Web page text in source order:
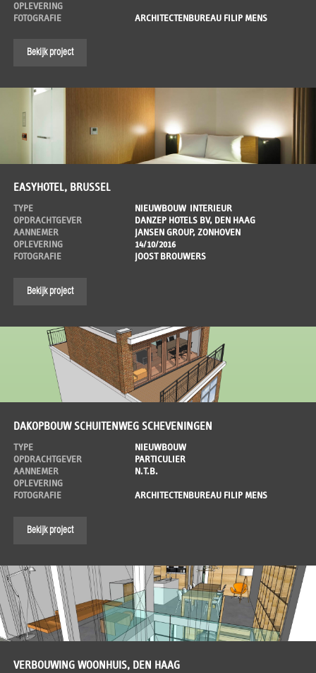
OPLEVERING
FOTOGRAFIE
ARCHITECTENBUREAU FILIP MENS
Bekijk project
EASYHOTEL, BRUSSEL
TYPE NIEUWBOUW
INTERIEUR
OPDRACHTGEVER
DANZEP HOTELS BV, DEN HAAG
AANNEMER
JANSEN GROUP, ZONHOVEN
OPLEVERING
14/10/2016
FOTOGRAFIE
JOOST BROUWERS
Bekijk project
DAKOPBOUW SCHUITENWEG SCHEVENINGEN
TYPE
NIEUWBOUW
OPDRACHTGEVER
PARTICULIER
AANNEMER
N.T.B.
OPLEVERING
FOTOGRAFIE
ARCHITECTENBUREAU FILIP MENS
Bekijk project
VERBOUWING WOONHUIS, DEN HAAG